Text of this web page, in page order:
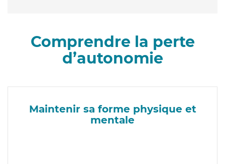
Comprendre la perte
d’autonomie
Maintenir sa forme physique et
mentale